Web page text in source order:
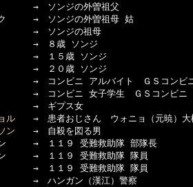
ソンジの外曽祖父
→　ソンジの外曽祖母 姑
→　ソンジの祖母
　８歳 ソンジ
→　１５歳 ソンジ
→　２０歳 ソンジ
→　コンビニ アルバイト　ＧＳコンビ
　コンビニ 女子学生　ＧＳコンビニ
　→　ギプス女
ル →　患者おじさん　ウォニョ（元暁）大
ン →　自殺を図る男
→　１１９ 受難救助隊 部隊長
→　１１９ 受難救助隊 隊員
→　１１９ 受難救助隊 隊員
→　ハンガン（漢江）警察